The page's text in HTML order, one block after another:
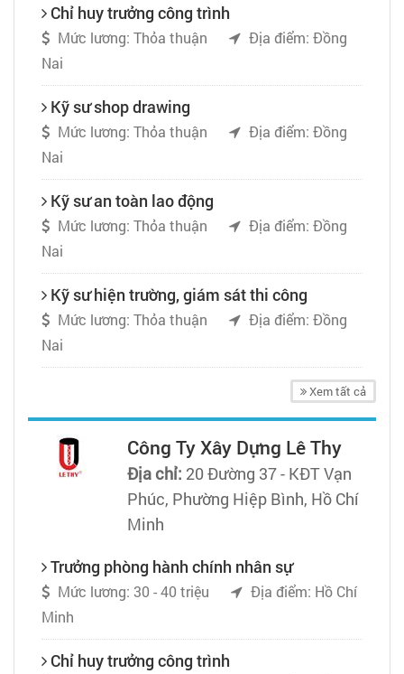
Chỉ huy trưởng công trình
Mức lương: Thỏa thuận
Địa điểm: Đồng
Nai
Kỹ sư shop drawing
Mức lương: Thỏa thuận
Địa điểm: Đồng
Nai
Kỹ sư an toàn lao động
Mức lương: Thỏa thuận
Địa điểm: Đồng
Nai
Kỹ sư hiện trường, giám sát thi công
Mức lương: Thỏa thuận
Địa điểm: Đồng
Nai
Xem tất cả
Công Ty Xây Dựng Lê Thy
Địa chỉ: 20 Đường 37 - KĐT Vạn
Phúc, Phường Hiệp Bình, Hồ Chí
Minh
Trưởng phòng hành chính nhân sự
Mức lương: 30 - 40 triệu
Địa điểm: Hồ Chí
Minh
Chỉ huy trưởng công trình